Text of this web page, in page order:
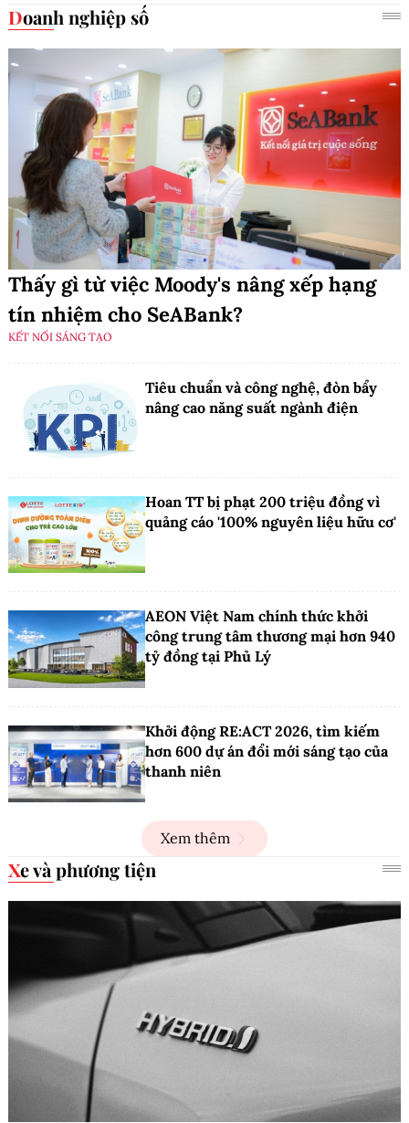
Doanh nghiệp số
Thấy gì từ việc Moody's nâng xếp hạng
tín nhiệm cho SeABank?
KẾT NỐI SÁNG TẠO
Tiêu chuẩn và công nghệ, đòn bẩy
nâng cao năng suất ngành điện
Hoan TT bị phạt 200 triệu đồng vì
quảng cáo '100% nguyên liệu hữu cơ'
AEON Việt Nam chính thức khởi
công trung tâm thương mại hơn 940
tỷ đồng tại Phủ Lý
Khởi động RE:ACT 2026, tìm kiếm
hơn 600 dự án đổi mới sáng tạo của
thanh niên
Xem thêm
Xe và phương tiện